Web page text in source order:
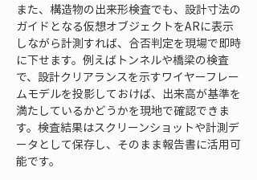
また、構造物の出来形検査でも、設計寸法の
ガイドとなる仮想オブジェクトをARに表示
しながら計測すれば、合否判定を現場で即時
に下せます。例えばトンネルや橋梁の検査
で、設計クリアランスを示すワイヤーフレー
ムモデルを投影しておけば、出来高が基準を
満たしているかどうかを現地で確認できま
す。検査結果はスクリーンショットや計測デ
ータとして保存し、そのまま報告書に活用可
能です。